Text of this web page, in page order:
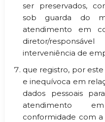
ser preservados,
sob guarda do
atendimento em
diretor/
interveniência de
que registro, por
e inequívoca em
dados pessoais
atendimento
conformidade com a